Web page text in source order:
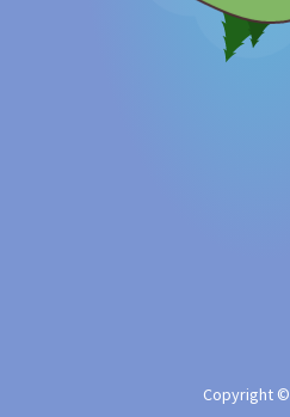
Copyright